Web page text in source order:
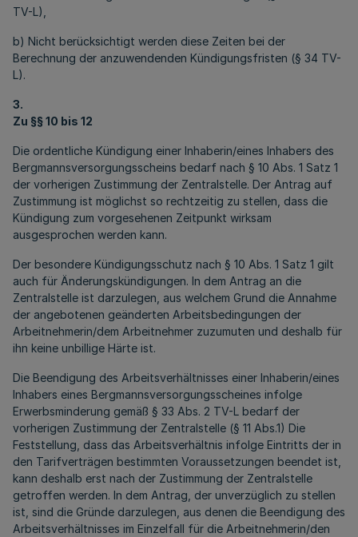
TV-L),
b) Nicht berücksichtigt werden diese Zeiten bei der
Berechnung der anzuwendenden Kündigungsfristen (§ 34 TV-
L).
3.
Zu §§ 10 bis 12
Die ordentliche Kündigung einer Inhaberin/eines Inhabers des
Bergmannsversorgungsscheins bedarf nach § 10 Abs. 1 Satz 1
der vorherigen Zustimmung der Zentralstelle. Der Antrag auf
Zustimmung ist möglichst so rechtzeitig zu stellen, dass die
Kündigung zum vorgesehenen Zeitpunkt wirksam
ausgesprochen werden kann.
Der besondere Kündigungsschutz nach § 10 Abs. 1 Satz 1 gilt
auch für Änderungskündigungen. In dem Antrag an die
Zentralstelle ist darzulegen, aus welchem Grund die Annahme
der angebotenen geänderten Arbeitsbedingungen der
Arbeitnehmerin/dem Arbeitnehmer zuzumuten und deshalb für
ihn keine unbillige Härte ist.
Die Beendigung des Arbeitsverhältnisses einer Inhaberin/eines
Inhabers eines Bergmannsversorgungsscheines infolge
Erwerbsminderung gemäß § 33 Abs. 2 TV-L bedarf der
vorherigen Zustimmung der Zentralstelle (§ 11 Abs.1) Die
Feststellung, dass das Arbeitsverhältnis infolge Eintritts der in
den Tarifverträgen bestimmten Voraussetzungen beendet ist,
kann deshalb erst nach der Zustimmung der Zentralstelle
getroffen werden. In dem Antrag, der unverzüglich zu stellen
ist, sind die Gründe darzulegen, aus denen die Beendigung des
Arbeitsverhältnisses im Einzelfall für die Arbeitnehmerin/den